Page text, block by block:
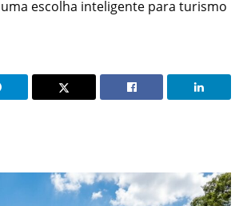
escolha inteligente para turismo